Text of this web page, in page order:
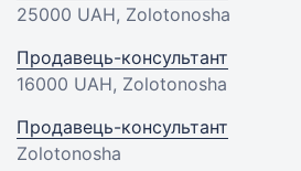
25000 UAH, Zolotonosha
Продавець-консультант
16000 UAH, Zolotonosha
Продавець-консультант
Zolotonosha